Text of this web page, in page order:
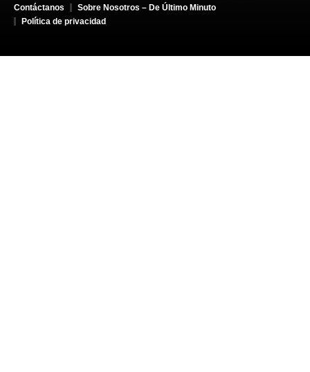
Contáctanos
Sobre Nosotros – De Último Minuto
Política de privacidad